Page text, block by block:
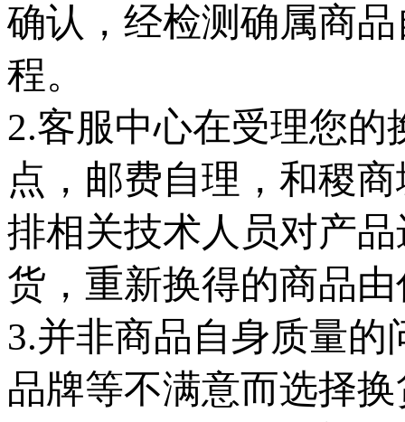
确认，经检测确属商
程。
2.客服中心在受理您
点，邮费自理，和稷
排相关技术人员对产
货，重新换得的商品
3.并非商品自身质量
品牌等不满意而选择